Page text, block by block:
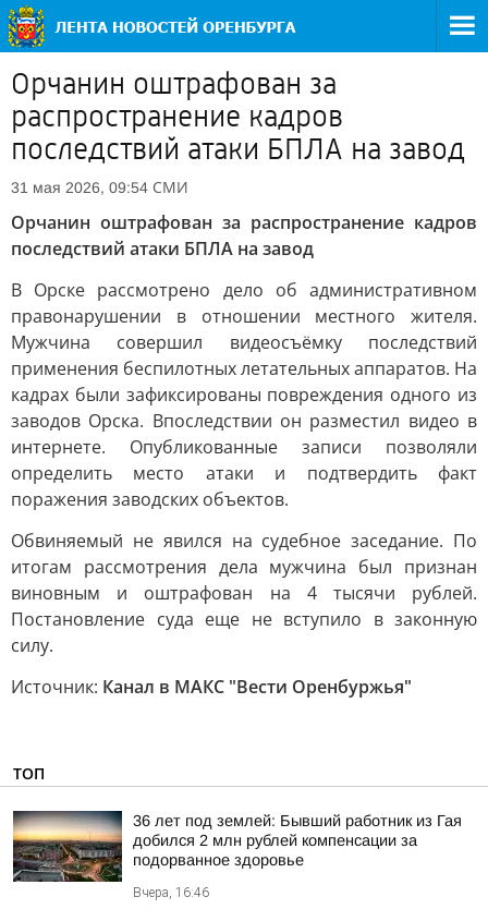
Орчанин оштрафован за
распространение кадров
последствий атаки БПЛА на завод
31 мая 2026, 09:54 СМИ
Орчанин оштрафован за распространение кадров
последствий атаки БПЛА на завод
В Орске рассмотрено дело об административном
правонарушении в отношении местного жителя.
Мужчина совершил видеосъёмку последствий
применения беспилотных летательных аппаратов. На
кадрах были зафиксированы повреждения одного из
заводов Орска. Впоследствии он разместил видео в
интернете. Опубликованные записи позволяли
определить место атаки и подтвердить факт
поражения заводских объектов.
Обвиняемый не явился на судебное заседание. По
итогам рассмотрения дела мужчина был признан
виновным и оштрафован на 4 тысячи рублей.
Постановление суда еще не вступило в законную
силу.
Источник: Канал в МАКС "Вести Оренбуржья"
ТОП
36 лет под землей: Бывший работник из Гая
добился 2 млн рублей компенсации за
подорванное здоровье
Вчера, 16:46